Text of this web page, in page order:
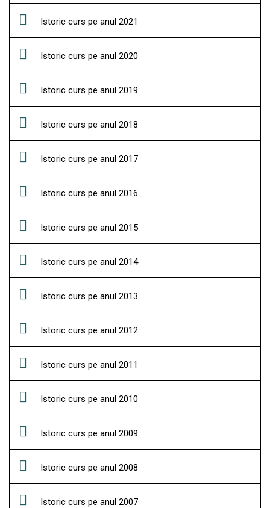
Istoric curs pe anul 2021
Istoric curs pe anul 2020
Istoric curs pe anul 2019
Istoric curs pe anul 2018
Istoric curs pe anul 2017
Istoric curs pe anul 2016
Istoric curs pe anul 2015
Istoric curs pe anul 2014
Istoric curs pe anul 2013
Istoric curs pe anul 2012
Istoric curs pe anul 2011
Istoric curs pe anul 2010
Istoric curs pe anul 2009
Istoric curs pe anul 2008
Istoric curs pe anul 2007